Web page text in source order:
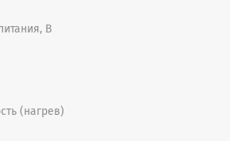
В
(нагрев)